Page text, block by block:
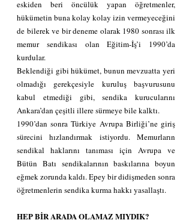
eskiden beri öncülük yapan öğretmenler,
hükümetin buna kolay kolay izin vermeyeceğini
de bilerek ve bir deneme olarak 1980 sonrası ilk
memur sendikası olan Eğitim-İş’i 1990’da
kurdular.
Beklendiği gibi hükümet, bunun mevzuatta yeri
olmadığı gerekçesiyle kuruluş başvurusunu
kabul etmediği gibi, sendika kurucularını
Ankara’dan çeşitli illere sürmeye bile kalktı.
1990’dan sonra Türkiye Avrupa Birliği’ne giriş
sürecini hızlandırmak istiyordu. Memurların
sendikal haklarını tanıması için Avrupa ve
Bütün Batı sendikalarının baskılarına boyun
eğmek zorunda kaldı. Epey bir didişmeden sonra
öğretmenlerin sendika kurma hakkı yasallaştı.
HEP BİR ARADA OLAMAZ MIYDIK?